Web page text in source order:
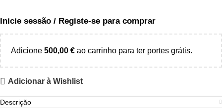
Inicie sessão / Registe-se para comprar
Adicione 500,00 € ao carrinho para ter portes grátis.
Adicionar à Wishlist
Descrição